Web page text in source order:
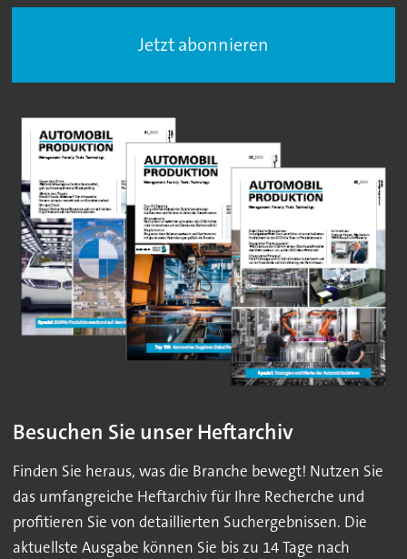
Jetzt abonnieren
Besuchen Sie unser Heftarchiv
Finden Sie heraus, was die Branche bewegt! Nutzen Sie
das umfangreiche Heftarchiv für Ihre Recherche und
profitieren Sie von detaillierten Suchergebnissen. Die
aktuellste Ausgabe können Sie bis zu 14 Tage nach